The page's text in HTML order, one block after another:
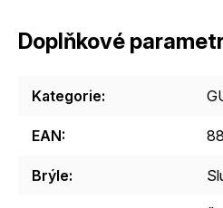
Doplňkové
Kategorie:
EAN:
Brýle: